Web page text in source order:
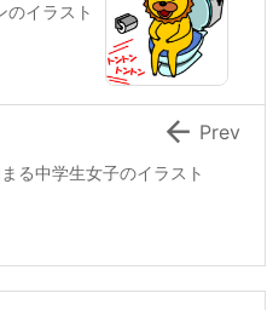
のイラスト
る中学生女子のイラスト
 Prev